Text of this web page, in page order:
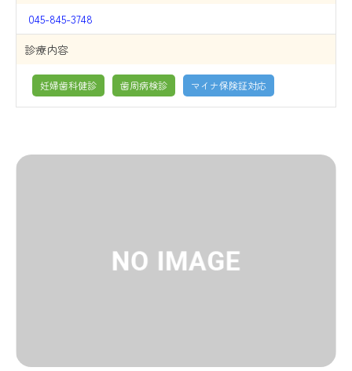
045-845-3748
診療内容
妊婦歯科健診 歯周病検診 マイナ保険証対応